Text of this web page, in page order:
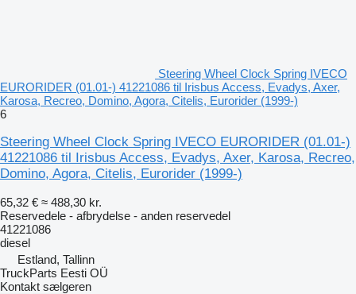
Steering Wheel Clock Spring IVECO
EURORIDER (01.01-) 41221086 til Irisbus Access, Evadys, Axer,
Karosa, Recreo, Domino, Agora, Citelis, Eurorider (1999-)
6
Steering Wheel Clock Spring IVECO EURORIDER (01.01-)
41221086 til Irisbus Access, Evadys, Axer, Karosa, Recreo,
Domino, Agora, Citelis, Eurorider (1999-)
65,32 € ≈ 488,30 kr.
Reservedele - afbrydelse - anden reservedel
41221086
diesel
Estland, Tallinn
TruckParts Eesti OÜ
Kontakt sælgeren